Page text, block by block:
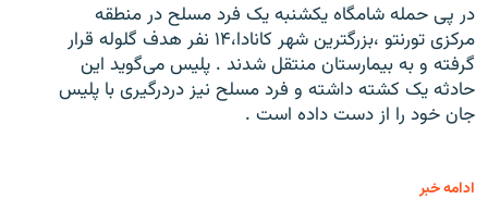
در پی حمله شامگاه یکشنبه یک فرد مسلح در منطقه
مرکزی تورنتو ،‌بزرگترین شهر کانادا،۱۴ نفر هدف گلوله قرار
گرفته و به بیمارستان منتقل شدند . پلیس می‌گوید این
حادثه یک کشته داشته و فرد مسلح نیز دردرگیری با پلیس
جان خود را از دست داده است .
ادامه خبر